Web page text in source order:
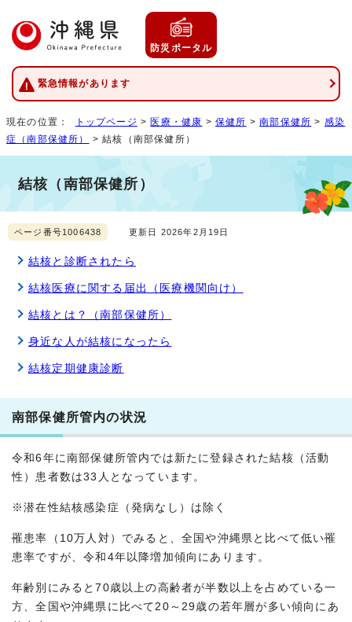
防災ポータル
緊急情報があります
現在の位置： トップページ >医療・健康 >保健所 >南部保健所 > 感染
症（南部保健所）
> 結核（南部保健所）
結核（南部保健所）
ページ番号1006438 更新日 2026年2月19日
結核と診断されたら
結核医療に関する届出（医療機関向け）
結核とは？（南部保健所）
身近な人が結核になったら
結核定期健康診断
南部保健所管内の状況
令和6年に南部保健所管内では新たに登録された結核（活動
性）患者数は33人となっています。
※潜在性結核感染症（発病なし）は除く
罹患率（10万人対）でみると、全国や沖縄県と比べて低い罹
患率ですが、令和4年以降増加傾向にあります。
年齢別にみると70歳以上の高齢者が半数以上を占めている一
方、全国や沖縄県に比べて20～29歳の若年層が多い傾向にあ